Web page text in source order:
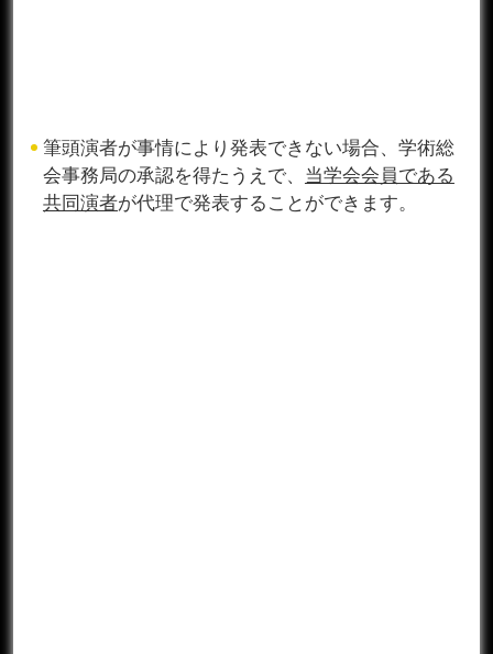
筆頭演者が事情により発表できない場合、学術総
会事務局の承認を得たうえで、 当学会会員である
共同演者が代理で発表することができます。